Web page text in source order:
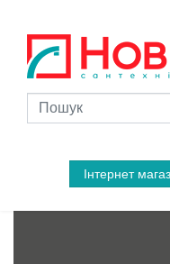
Інтернет